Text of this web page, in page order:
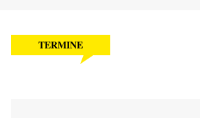
TERMINE